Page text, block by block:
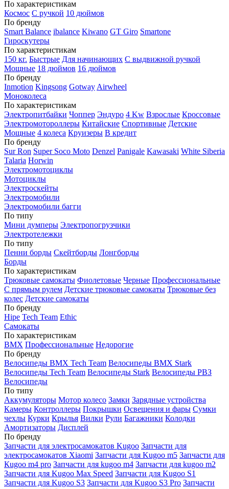
По характеристикам
Космос С ручкой 10 дюймов
По бренду
Smart Balance ibalance Kiwano GT Giro Smartone
Гироскутеры
По характеристикам
150 кг. Быстрые Для начинающих С выдвижной ручкой
Мощные 18 дюймов 16 дюймов
По бренду
Inmotion Kingsong Gotway Airwheel
Моноколеса
По характеристикам
Электропитбайки Чоппер Эндуро 4 Kw Взрослые Кроссовые
Электромотороллеры Китайские Спортивные Детские
Мощные 4 колеса Круизеры В кредит
По бренду
Sur Ron Super Soco Moto Denzel Panigale Kawasaki White Siberia
Talaria Horwin
Электромотоциклы
Мотоциклы
Электроскейты
Электромобили
Электромобили багги
По типу
Мини думперы Электропогрузчики
Электротележки
По типу
Пенни борды Скейтборды Лонгборды
Борды
По характеристикам
Трюковые самокаты Фиолетовые Черные Профессиональные
С прямым рулем Детские трюковые самокаты Трюковые без
колес Детские самокаты
По бренду
Hipe Tech Team Ethic
Самокаты
По характеристикам
BMX Профессиональные Недорогие
По бренду
Велосипеды BMX Tech Team Велосипеды BMX Stark
Велосипеды Tech Team Велосипеды Stark Велосипеды РВЗ
Велосипеды
По типу
Аккумуляторы Мотор колесо Замки Зарядные устройства
Камеры Контроллеры Покрышки Освещения и фары Сумки
чехлы Курки Крылья Вилки Рули Багажники Колодки
Амортизаторы Дисплей
По бренду
Запчасти для электросамокатов Kugoo Запчасти для
электросамокатов Xiaomi Запчасти для Kugoo m5 Запчасти для
Кugoo m4 pro Запчасти для kugoo m4 Запчасти для kugoo m2
Запчасти для Kugoo Max Speed Запчасти для Kugoo S1
Запчасти для Kugoo S3 Запчасти для Kugoo S3 Pro Запчасти